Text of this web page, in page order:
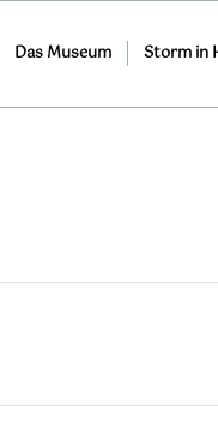
Das Museum Storm in